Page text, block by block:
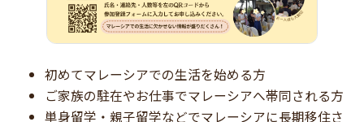
初めてマレーシアでの生活を始める方
ご家族の駐在やお仕事でマレーシアへ帯同される方
単身留学・親子留学などでマレーシアに長期移住さ